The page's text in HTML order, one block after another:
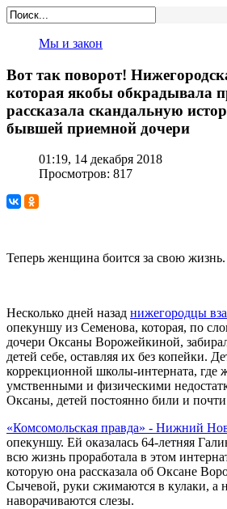
Мы и закон
Вот так поворот!
которая якобы обкрадывала
рассказала скандальную
бывшей приемной дочери
01:19, 14 декабря 2018
Просмотров: 817
Теперь женщина боится за свою жизнь.
Несколько дней назад нижегородцы
опекуншу из Семенова, которая, по
дочери Оксаны Ворожейкиной,
детей себе, оставляя их без копейки.
коррекционной школы-интерната, где
умственными и физическими
Оксаны, детей постоянно били и
«Комсомольская правда» - Нижний
опекуншу. Ей оказалась 64-летняя
всю жизнь проработала в этом
которую она рассказала об Оксане
Сычевой, руки сжимаются в кулаки, а
наворачиваются слезы.